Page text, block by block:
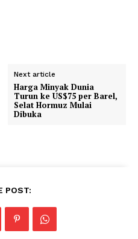
Next article
Harga Minyak Dunia
Turun ke US$75 per Barel,
Selat Hormuz Mulai
Dibuka
POST: